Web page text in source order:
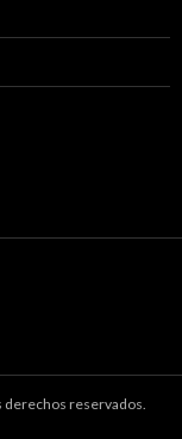
derechos reservados.